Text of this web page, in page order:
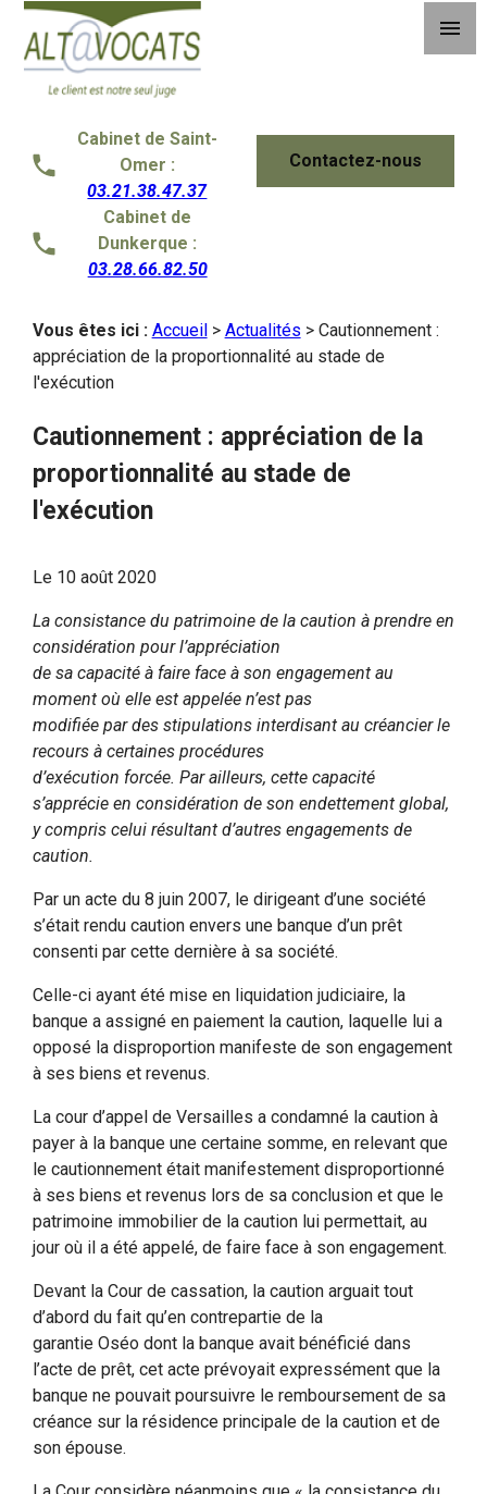
menu
Cabinet de Saint-
Omer :
03.21.38.47.37
Cabinet de
Dunkerque :
03.28.66.82.50
Contactez-nous
Vous êtes ici : Accueil> Actualités > Cautionnement :
appréciation de la proportionnalité au stade de
l'exécution
Cautionnement : appréciation de la
proportionnalité au stade de
l'exécution
Le 10 août 2020
La consistance du patrimoine de la caution à prendre en
considération pour l’appréciation
de sa capacité à faire face à son engagement au
moment où elle est appelée n’est pas
modifiée par des stipulations interdisant au créancier le
recours à certaines procédures
d’exécution forcée. Par ailleurs, cette capacité
s’apprécie en considération de son endettement global,
y compris celui résultant d’autres engagements de
caution.
Par un acte du 8 juin 2007, le dirigeant d’une société
s’était rendu caution envers une banque d’un prêt
consenti par cette dernière à sa société.
Celle-ci ayant été mise en liquidation judiciaire, la
banque a assigné en paiement la caution, laquelle lui a
opposé la disproportion manifeste de son engagement
à ses biens et revenus.
La cour d’appel de Versailles a condamné la caution à
payer à la banque une certaine somme, en relevant que
le cautionnement était manifestement disproportionné
à ses biens et revenus lors de sa conclusion et que le
patrimoine immobilier de la caution lui permettait, au
jour où il a été appelé, de faire face à son engagement.
Devant la Cour de cassation, la caution arguait tout
d’abord du fait qu’en contrepartie de la
garantie Oséo dont la banque avait bénéficié dans
l’acte de prêt, cet acte prévoyait expressément que la
banque ne pouvait poursuivre le remboursement de sa
créance sur la résidence principale de la caution et de
son épouse.
Panneau de gestion des cookies